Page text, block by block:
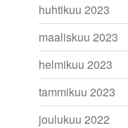
huhtikuu 2023
maaliskuu 2023
helmikuu 2023
tammikuu 2023
joulukuu 2022